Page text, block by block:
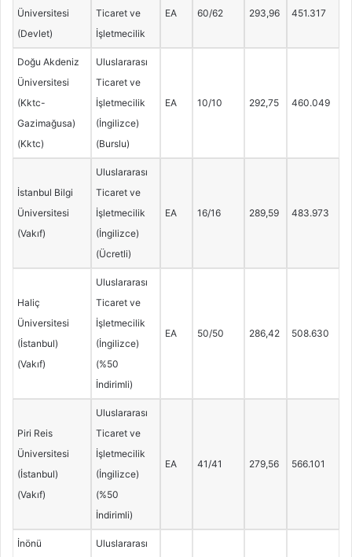
Üniversitesi
(Devlet)
Ticaret ve
İşletmecilik
EA 60/62 293,96 451.317
Doğu Akdeniz
Üniversitesi
(Kktc-
Gazimağusa)
(Kktc)
Uluslararası
Ticaret ve
İşletmecilik
(İngilizce)
(Burslu)
EA 10/10 292,75 460.049
İstanbul Bilgi
Üniversitesi
(Vakıf)
Uluslararası
Ticaret ve
İşletmecilik
(İngilizce)
(Ücretli)
EA 16/16 289,59 483.973
Haliç
Üniversitesi
(İstanbul)
(Vakıf)
Uluslararası
Ticaret ve
İşletmecilik
(İngilizce)
(%50
İndirimli)
EA 50/50 286,42 508.630
Piri Reis
Üniversitesi
(İstanbul)
(Vakıf)
Uluslararası
Ticaret ve
İşletmecilik
(İngilizce)
(%50
İndirimli)
EA 41/41 279,56 566.101
İnönü
Uluslararası